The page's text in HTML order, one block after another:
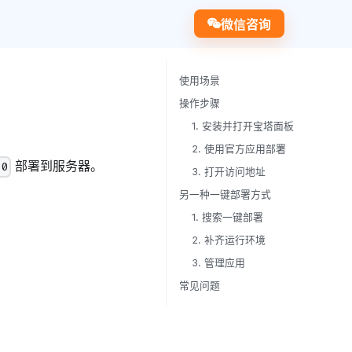
微信咨询
部署到服务器。
使用场景
操作步骤
1. 安装并打开宝塔面板
2. 使用官方应用部署
3. 打开访问地址
另一种一键部署方式
1. 搜索一键部署
2. 补齐运行环境
3. 管理应用
常见问题